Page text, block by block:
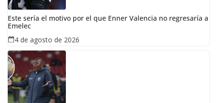
Este sería el motivo por el que Enner Valencia no regresaría a
Emelec
4 de agosto de 2026